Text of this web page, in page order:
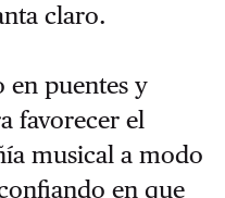
claro.
en puentes y
favorecer el
musical a modo
en que